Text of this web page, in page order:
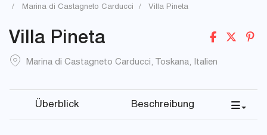
Marina di Castagneto Carducci
Villa Pineta
Villa Pineta
Marina di Castagneto Carducci, Toskana, Italien
Überblick Beschreibung